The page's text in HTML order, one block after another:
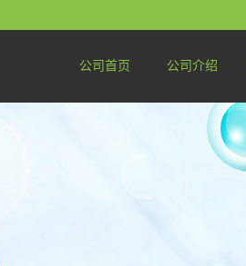
公司首页 公司介绍